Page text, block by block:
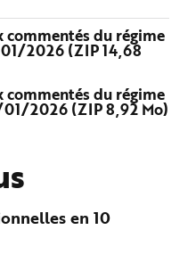
commentés du régime
2026 (ZIP 14,68
commentés du régime
2026 (ZIP 8,92 Mo)
en 10